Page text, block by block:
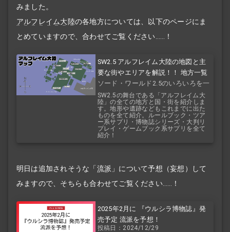
みました。
アルフレイム大陸の各地方については、以下のページにま
とめていますので、合わせてご覧ください……！
SW2.5 アルフレイム大陸の地図と主
要な街やエリアを解説！！ 地方一覧
ソード・ワールド2.5のいろいろを一
覧で！
SW2.5の舞台である「アルフレイム大
陸」の全ての地方と国・街を紹介しま
す。地形や遺跡などもこれまでに出た
ものを全て紹介。ルールブック・ツア
ー系サプリ・博物誌シリーズ・大判リ
プレイ・ゲームブック系サプリを全て
紹介！
明日は追加されそうな「流派 」について予想（妄想）して
みますので、そちらも合わせてご覧ください……！
2025年2月に 『ウルシラ博物誌』発
売予定 流派を予想！
投稿日：2024/12/29